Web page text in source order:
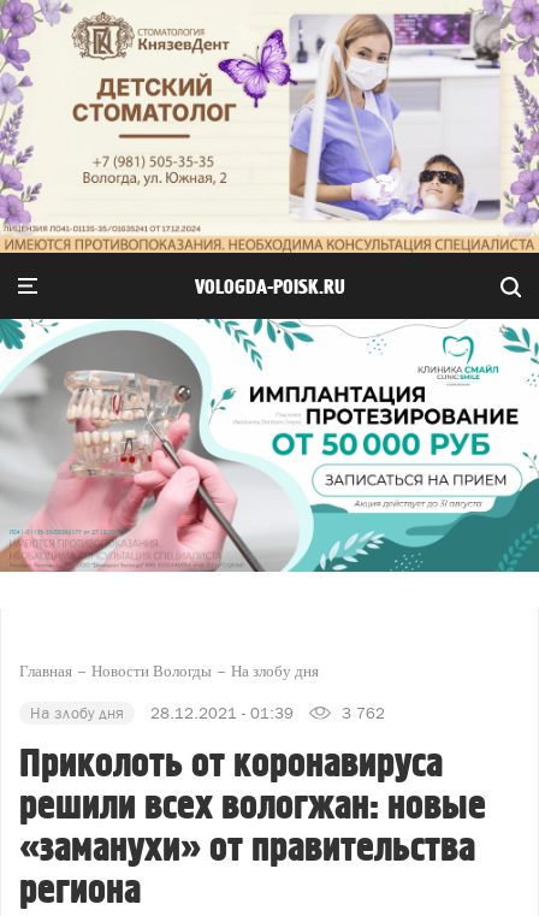
VOLOGDA-POISK.RU
Главная Новости Вологды На злобу дня
На злобу дня 28.12.2021 - 01:39 3 762
Приколоть от коронавируса
решили всех вологжан: новые
«заманухи» от правительства
региона